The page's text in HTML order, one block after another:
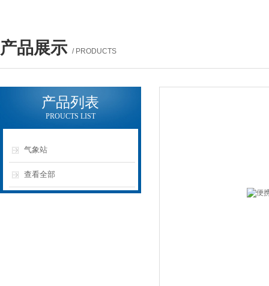
产品展示 / PRODUCTS
产品列表
PROUCTS LIST
气象站
查看全部